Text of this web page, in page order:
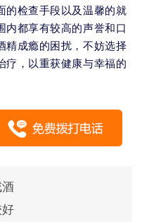
的检查手段以及温馨的就
内都享有较高的声誉和口
精成瘾的困扰，不妨选择
疗，以重获健康与幸福的